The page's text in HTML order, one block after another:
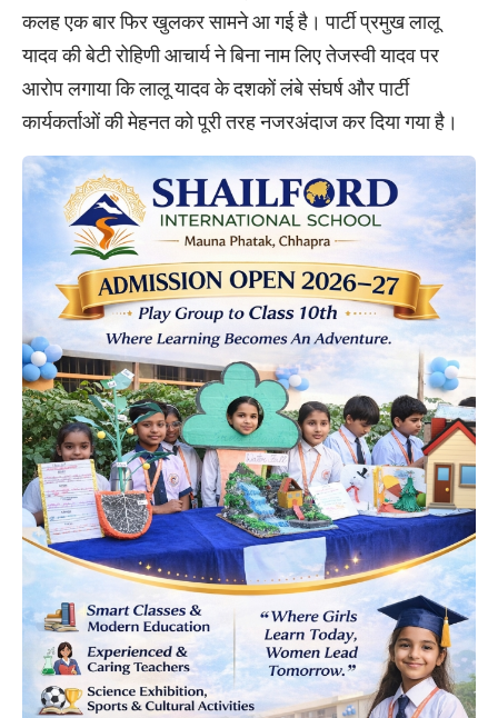
कलह एक बार फिर खुलकर सामने आ गई है। पार्टी प्रमुख लालू
यादव की बेटी रोहिणी आचार्य ने बिना नाम लिए तेजस्वी यादव पर
आरोप लगाया कि लालू यादव के दशकों लंबे संघर्ष और पार्टी
कार्यकर्ताओं की मेहनत को पूरी तरह नजरअंदाज कर दिया गया है।